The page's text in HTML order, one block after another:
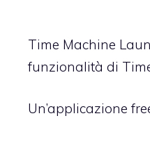
Time Machine
funzionalità di
Un’applicazione